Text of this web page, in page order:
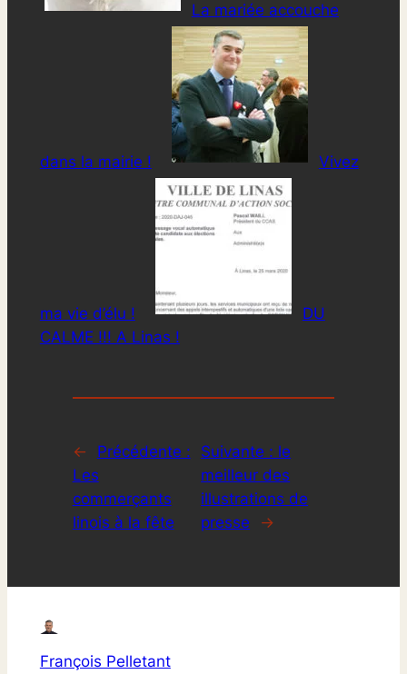
La mariée accouche
dans la mairie ! Vivez
ma vie d’élu !
DU
CALME !!! A Linas !
←
Précédente :
Les
commerçants
linois à la fête
Suivante : le
meilleur des
illustrations de
presse
→
François Pelletant